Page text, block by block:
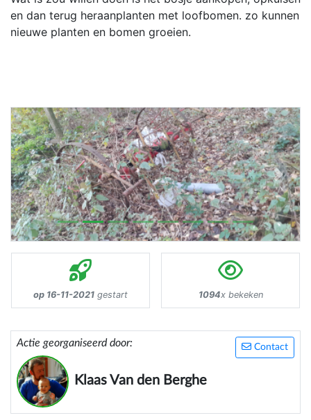
Previous Next
en dan terug heraanplanten met loofbomen. zo kunnen
nieuwe planten en bomen groeien.
op 16-11-2021 gestart 1094x bekeken
Contact
Actie georganiseerd door:
Klaas Van den Berghe